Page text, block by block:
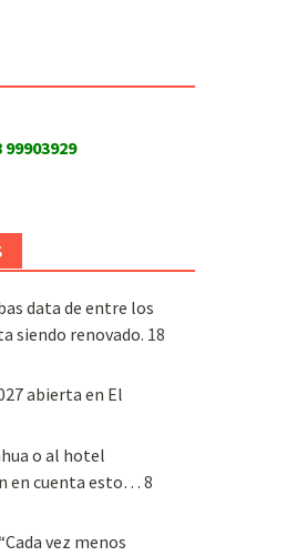
data de entre los
siendo renovado. 18
abierta en El
o al hotel
en cuenta esto… 8
vez menos